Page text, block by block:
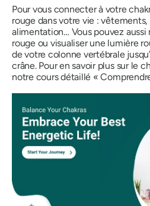
Pour vous connecter à votre
rouge dans votre vie :
alimentation… Vous pouvez
rouge ou visualiser une lumière
de votre colonne vertébrale
crâne. Pour en savoir plus sur le
notre cours détaillé «